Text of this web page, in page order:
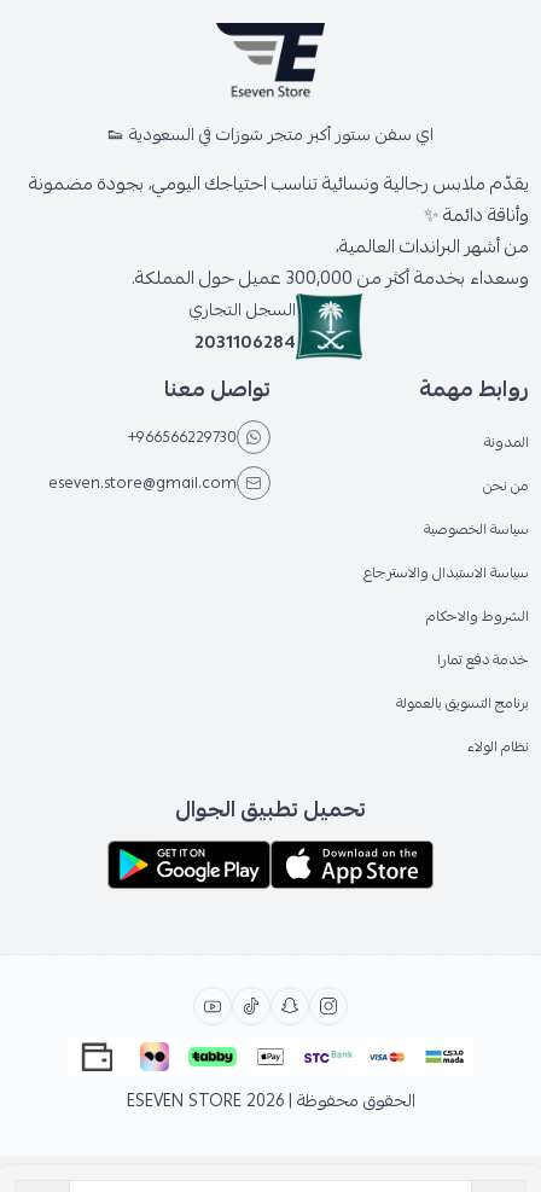
اي سفن ستور أكبر متجر شوزات في السعودية 👟
يقدّم ملابس رجالية ونسائية تناسب احتياجك اليومي، بجودة مضمونة
وأناقة دائمة ✨
من أشهر البراندات العالمية،
وسعداء بخدمة أكثر من 300,000 عميل حول المملكة.
السجل التجاري
2031106284
روابط مهمة
المدونة
من نحن
سياسة الخصوصية
سياسة الاستبدال والاسترجاع
الشروط والاحكام
خدمة دفع تمارا
برنامج التسويق بالعمولة
نظام الولاء
تواصل معنا
+966566229730
eseven.store@gmail.com
تحميل تطبيق الجوال
الحقوق محفوظة | 2026 ESEVEN STORE